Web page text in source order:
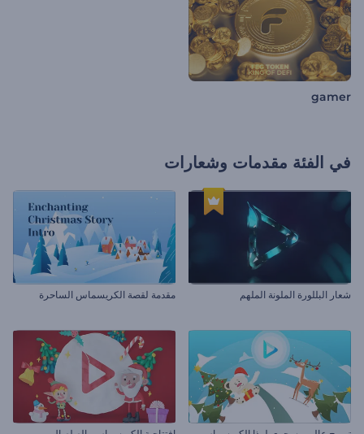
gamer
في الفئة مقدمات وشعارات
شعار البللورة الملونة الملهم مقدمة لقصة الكريسماس الساحرة